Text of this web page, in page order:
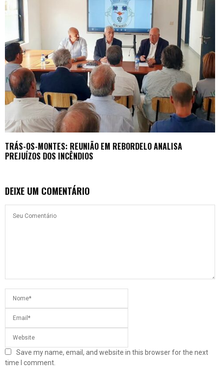
TRÁS-OS-MONTES: REUNIÃO EM REBORDELO ANALISA
PREJUÍZOS DOS INCÊNDIOS
DEIXE UM COMENTÁRIO
Save my name, email, and website in this browser for the next
time I comment.